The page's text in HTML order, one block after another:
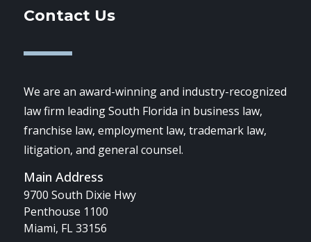
Contact Us
We are an award-winning and industry-recognized
law firm leading South Florida in business law,
franchise law, employment law, trademark law,
litigation, and general counsel.
Main Address
9700 South Dixie Hwy
Penthouse 1100
Miami, FL 33156